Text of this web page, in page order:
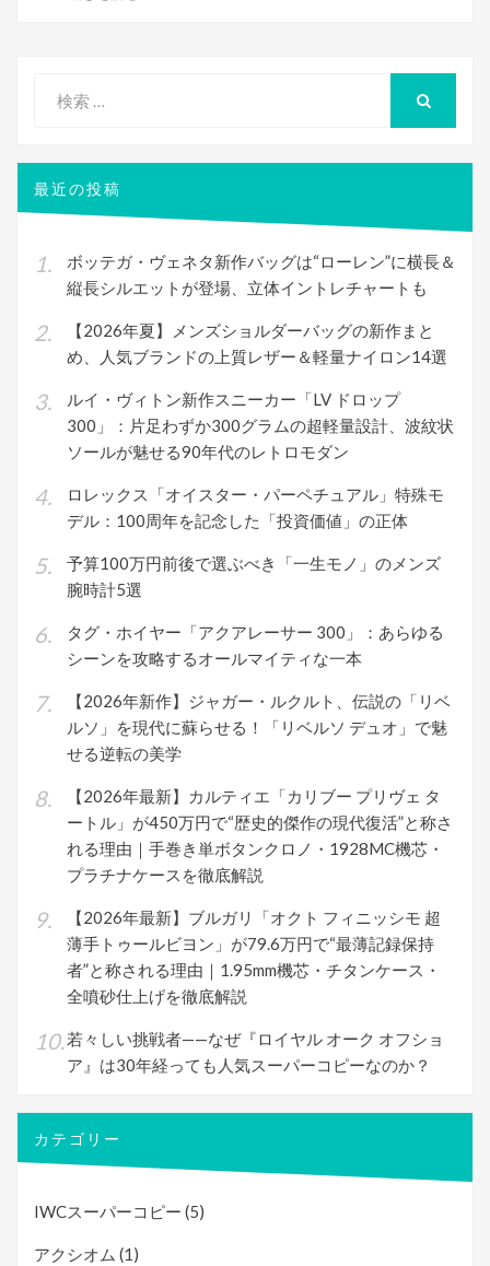
象:
最近の投稿
ボッテガ・ヴェネタ新作バッグは“ローレン”に横長＆
縦長シルエットが登場、立体イントレチャートも
【2026年夏】メンズショルダーバッグの新作まと
め、人気ブランドの上質レザー＆軽量ナイロン14選
ルイ・ヴィトン新作スニーカー「LV ドロップ
300」：片足わずか300グラムの超軽量設計、波紋状
ソールが魅せる90年代のレトロモダン
ロレックス「オイスター・パーペチュアル」特殊モ
デル：100周年を記念した「投資価値」の正体
予算100万円前後で選ぶべき「一生モノ」のメンズ
腕時計5選
タグ・ホイヤー「アクアレーサー 300」：あらゆる
シーンを攻略するオールマイティな一本
【2026年新作】ジャガー・ルクルト、伝説の「リベ
ルソ」を現代に蘇らせる！「リベルソ デュオ」で魅
せる逆転の美学
【2026年最新】カルティエ「カリブー プリヴェ タ
ートル」が450万円で“歴史的傑作の現代復活”と称さ
れる理由｜手巻き単ボタンクロノ・1928MC機芯・
プラチナケースを徹底解説
【2026年最新】ブルガリ「オクト フィニッシモ 超
薄手トゥールビヨン」が79.6万円で“最薄記録保持
者”と称される理由｜1.95mm機芯・チタンケース・
全噴砂仕上げを徹底解説
若々しい挑戦者——なぜ『ロイヤル オーク オフショ
ア』は30年経っても人気スーパーコピーなのか？
カテゴリー
IWCスーパーコピー (5)
アクシオム (1)